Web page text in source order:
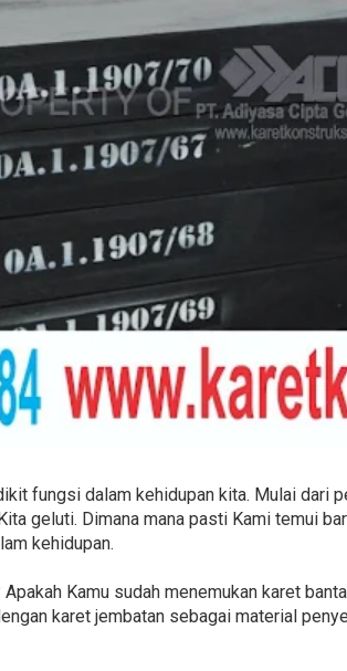
fungsi dalam kehidupan kita. Mulai dari
geluti. Dimana mana pasti Kami temui
kehidupan.
Kamu sudah menemukan karet
karet jembatan sebagai material